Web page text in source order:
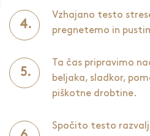
Vzhajano testo
pregnetemo in
Ta čas pripravimo
beljaka, sladkor,
piškotne drobtine.
Spočito testo